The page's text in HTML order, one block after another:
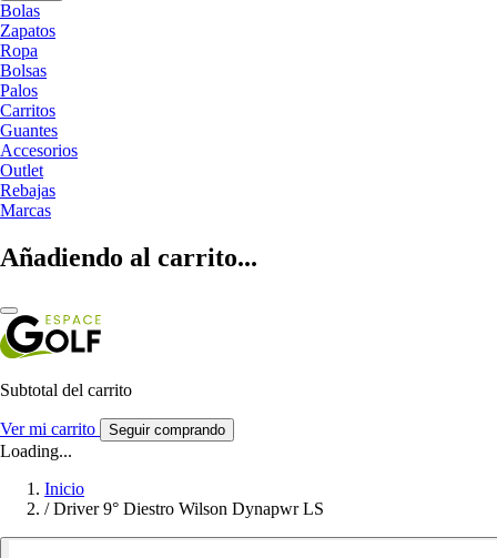
Bolas
Zapatos
Ropa
Bolsas
Palos
Carritos
Guantes
Accesorios
Outlet
Rebajas
Marcas
Añadiendo al carrito...
Subtotal del carrito
Ver mi carrito Seguir comprando
Loading...
Inicio
/ Driver 9° Diestro Wilson Dynapwr LS